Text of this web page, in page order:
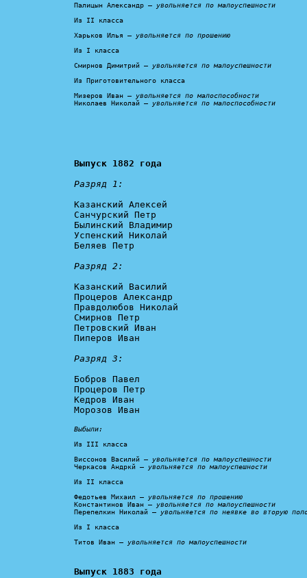
Палицын Александр – увольняется по малоуспешности
Из II класса
Харьков Илья – увольняется по прошению
Из I класса
Смирнов Димитрий – увольняется по малоуспешности
Из Приготовительного класса
Мизеров Иван – увольняется по малоспособности
Николаев Николай – увольняется по малоспособности
Выпуск 1882 года
Разряд 1:
Казанский Алексей
Санчурский Петр
Былинский Владимир
Успенский Николай
Беляев Петр
Разряд 2:
Казанский Василий
Процеров Александр
Правдолюбов Николай
Смирнов Петр
Петровский Иван
Пиперов Иван
Разряд 3:
Бобров Павел
Процеров Петр
Кедров Иван
Морозов Иван
Выбыли:
Из III класса
Виссонов Василий – увольняется по малоуспешности
Черкасов Андркй – увольняется по малоуспешности
Из II класса
Федотьев Михаил – увольняется по прошению
Константинов Иван – увольняется по малоуспешности
Перепелкин Николай – увольняется по неявке во вторую
Из I класса
Титов Иван – увольняется по малоуспешности
Выпуск 1883 года